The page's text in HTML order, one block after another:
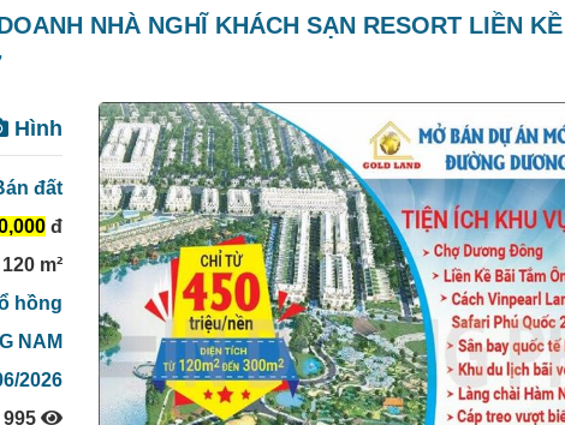
NHÀ NGHĨ KHÁCH SẠN RESORT LIỀN
Hình
đất
đ
120 m²
hồng
NAM
2026
995